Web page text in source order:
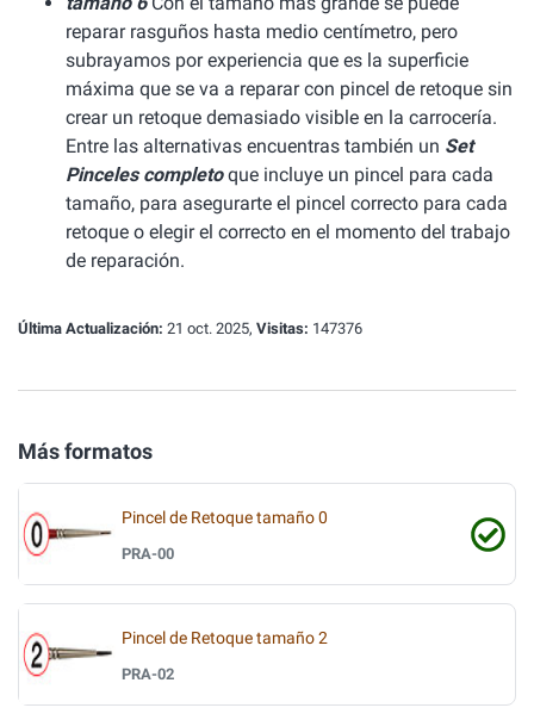
reparar rasguños hasta medio centímetro, pero
subrayamos por experiencia que es la superficie
máxima que se va a reparar con pincel de retoque sin
crear un retoque demasiado visible en la carrocería.
Entre las alternativas encuentras también un Set
Pinceles completoque incluye un pincel para cada
tamaño, para asegurarte el pincel correcto para cada
retoque o elegir el correcto en el momento del trabajo
de reparación.
Última Actualización: 21 oct. 2025, Visitas: 147376
Más formatos
Pincel de Retoque tamaño 0
PRA-00
Pincel de Retoque tamaño 2
PRA-02